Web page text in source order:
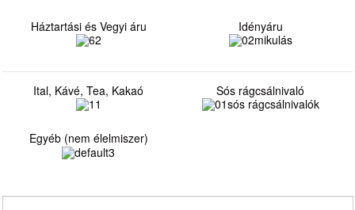
Háztartási és Vegyi áru Idényáru
Ital, Kávé, Tea, Kakaó Sós rágcsálnivaló
Egyéb (nem élelmiszer)